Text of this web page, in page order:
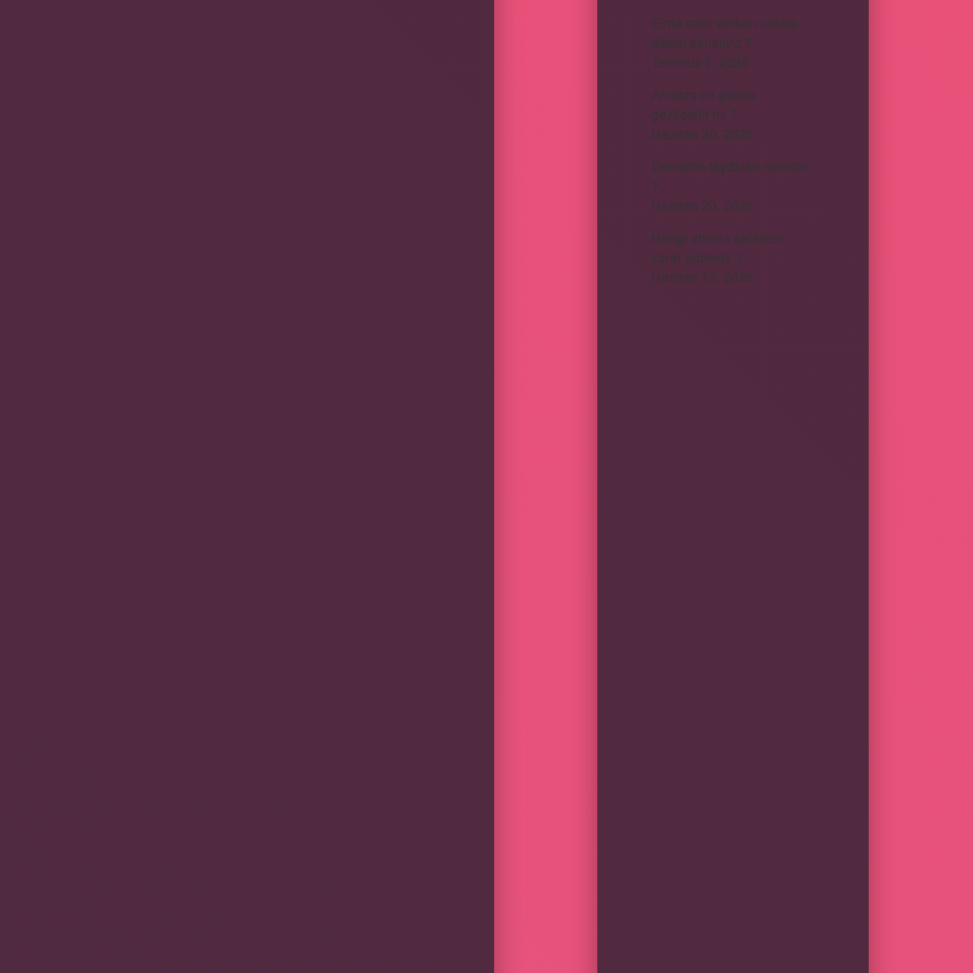
Elma satın alırken nelere
dikkat etmeliyiz ?
Temmuz 1, 2026
Amasra bir günde
gezilebilir mi ?
Haziran 30, 2026
Doneptin faydaları nelerdir
?
Haziran 20, 2026
Hangi altında satarken
zarar edilmez ?
Haziran 17, 2026